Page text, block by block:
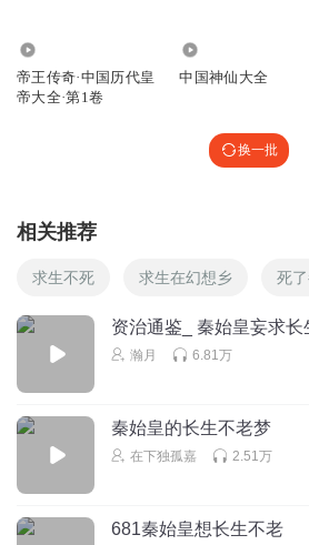
帝王传奇·中国历代皇
帝大全·第1卷
中国神仙大全
换一批
相关推荐
求生不死 求生在幻想乡 死
资治通鉴_ 秦始皇妄求
瀚月 6.81万
秦始皇的长生不老梦
在下独孤嘉 2.51万
681秦始皇想长生不老